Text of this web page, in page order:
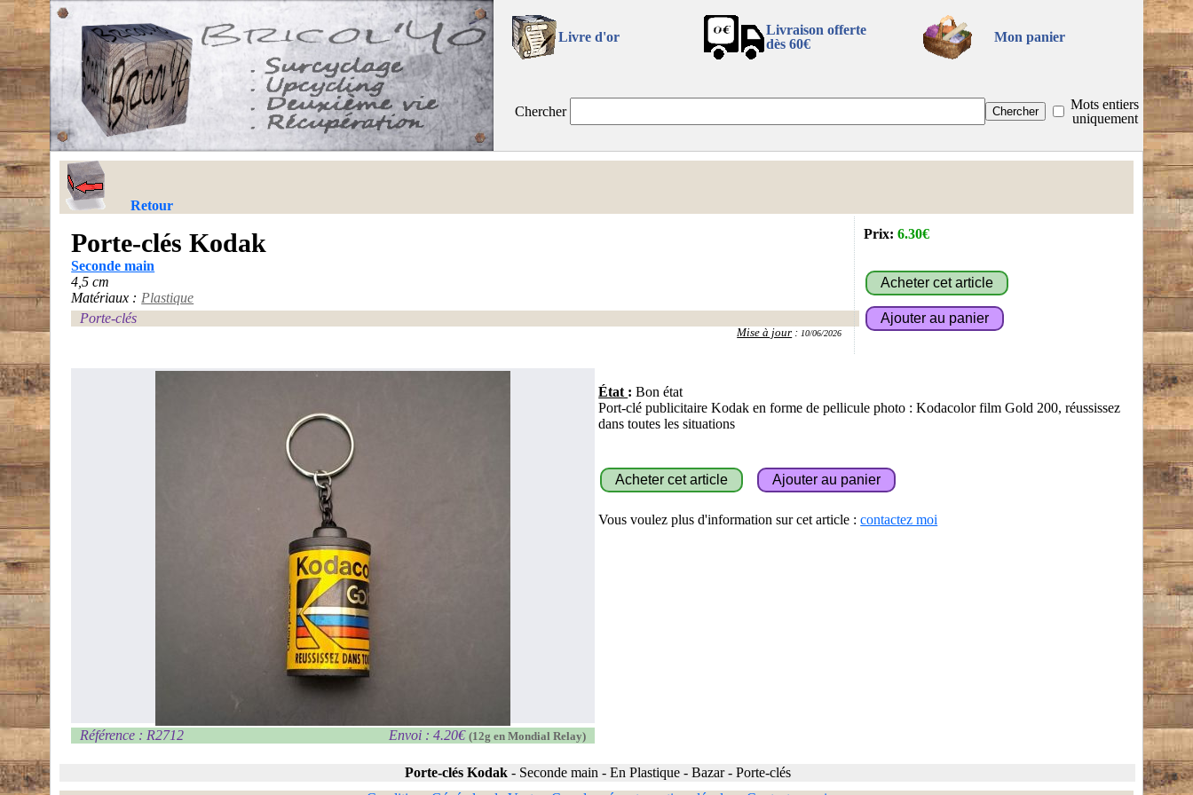
Livre d'or
Livraison offerte
dès 60€
Mon panier
Chercher
Mots entiers
uniquement
Retour
Porte-clés Kodak
Seconde main
4,5 cm
Matériaux : Plastique
Porte-clés
Mise à jour :10/06/2026
Prix: 6.30€
Référence : R2712 Envoi : 4.20€(12g en Mondial Relay)
État : Bon état
Port-clé publicitaire Kodak en forme de pellicule photo : Kodacolor film Gold 200, réussissez
dans toutes les situations
Vous voulez plus d'information sur cet article :contactez moi
Porte-clés Kodak- Seconde main - En Plastique- Bazar- Porte-clés